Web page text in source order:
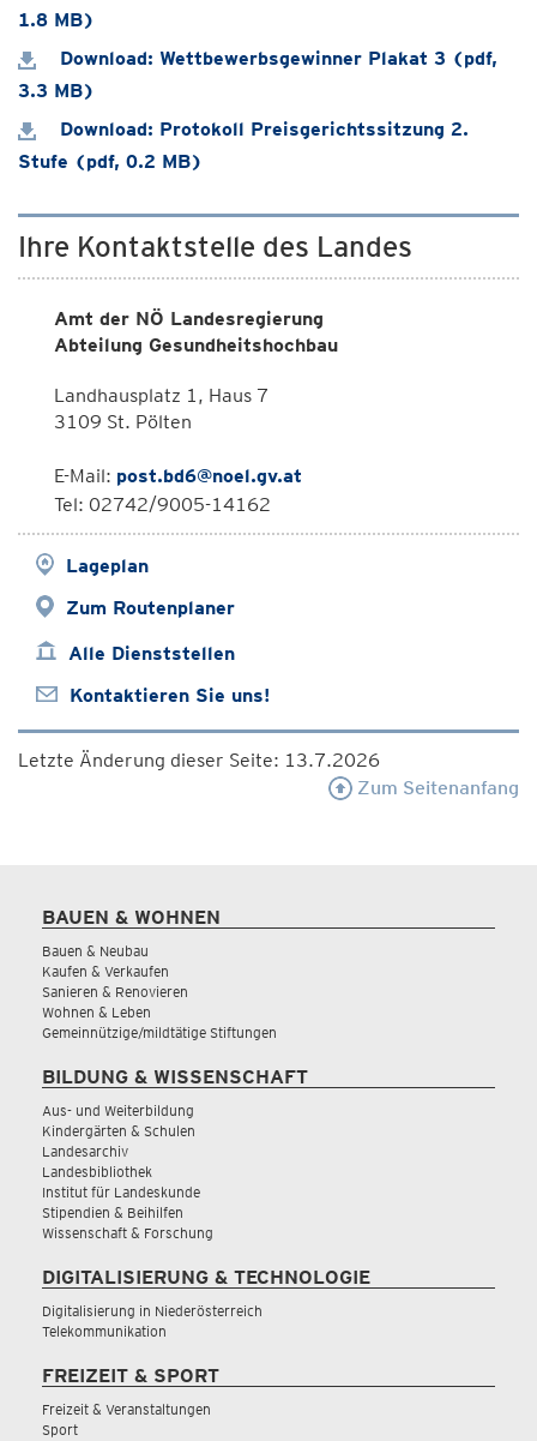
1.8 MB)
Download: Wettbewerbsgewinner Plakat 3 (pdf,
3.3 MB)
Download: Protokoll Preisgerichtssitzung 2.
Stufe (pdf, 0.2 MB)
Ihre Kontaktstelle des Landes
Amt der NÖ Landesregierung
Abteilung Gesundheitshochbau
Landhausplatz 1, Haus 7
3109 St. Pölten
E-Mail: post.bd6@noel.gv.at
Tel: 02742/9005-14162
Lageplan
Zum Routenplaner
Alle Dienststellen
Kontaktieren Sie uns!
Letzte Änderung dieser Seite: 13.7.2026
Zum Seitenanfang
BAUEN & WOHNEN
Bauen & Neubau
Kaufen & Verkaufen
Sanieren & Renovieren
Wohnen & Leben
Gemeinnützige/mildtätige Stiftungen
BILDUNG & WISSENSCHAFT
Aus- und Weiterbildung
Kindergärten & Schulen
Landesarchiv
Landesbibliothek
Institut für Landeskunde
Stipendien & Beihilfen
Wissenschaft & Forschung
DIGITALISIERUNG & TECHNOLOGIE
Digitalisierung in Niederösterreich
Telekommunikation
FREIZEIT & SPORT
Freizeit & Veranstaltungen
Sport